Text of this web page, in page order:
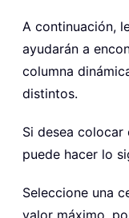
A continuación,
ayudarán a
columna
distintos.
Si desea colocar
puede hacer lo
Seleccione una